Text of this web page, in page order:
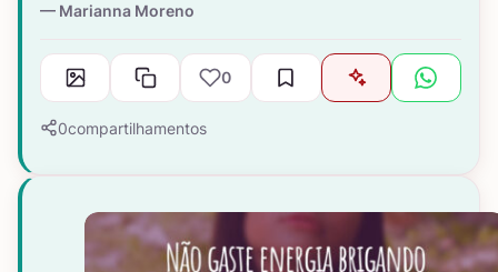
Marianna Moreno
0
0compartilhamentos